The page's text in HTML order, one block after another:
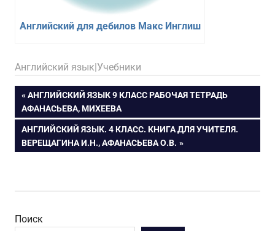
Английский для дебилов Макс Инглиш
18.02.2026
figa
Английский язык|Учебники
Навигация
по
записям
ПРЕДЫДУЩАЯ
ЗАПИСЬ:
АНГЛИЙСКИЙ ЯЗЫК 9 КЛАСС РАБОЧАЯ ТЕТРАДЬ
АФАНАСЬЕВА, МИХЕЕВА
СЛЕДУЮЩАЯ
ЗАПИСЬ:
АНГЛИЙСКИЙ ЯЗЫК. 4 КЛАСС. КНИГА ДЛЯ УЧИТЕЛЯ.
ВЕРЕЩАГИНА И.Н., АФАНАСЬЕВА О.В.
Поиск